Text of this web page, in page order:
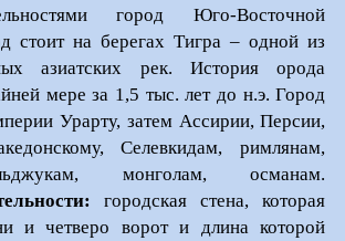
город Юго-Восточной
стоит на берегах Тигра – одной из
азиатских рек. История орода
мере за 1,5 тыс. лет до н.э. Город
Урарту, затем Ассирии, Персии,
Селевкидам, римлянам,
монголам, османам.
городская стена, которая
и четверо ворот и длина которой